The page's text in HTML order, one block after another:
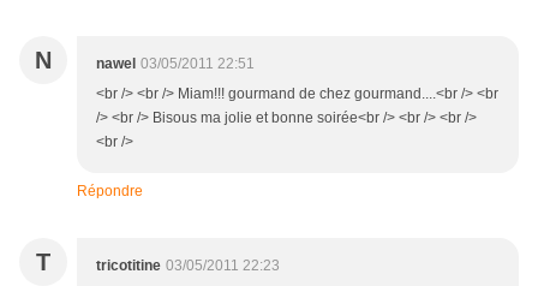
N nawel 03/05/2011 22:51
<br /> <br /> Miam!!! gourmand de chez gourmand....<br /> <br
/> <br /> Bisous ma jolie et bonne soirée<br /> <br /> <br />
<br />
Répondre
T tricotitine 03/05/2011 22:23